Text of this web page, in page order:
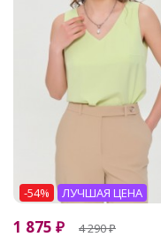
-54% ЛУЧШАЯ ЦЕНА
1 875 ₽ 4 290₽